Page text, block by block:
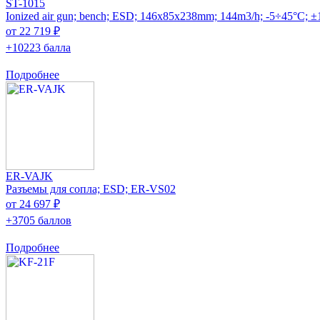
ST-1015
Ionized air gun; bench; ESD; 146x85x238mm; 144m3/h; -5÷45°C;
от 22 719 ₽
+10223 балла
Подробнее
ER-VAJK
Разъемы для сопла; ESD; ER-VS02
от 24 697 ₽
+3705 баллов
Подробнее